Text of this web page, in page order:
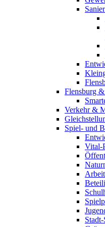
Flensburg
Verkehr &
Spiel- und
Vital-